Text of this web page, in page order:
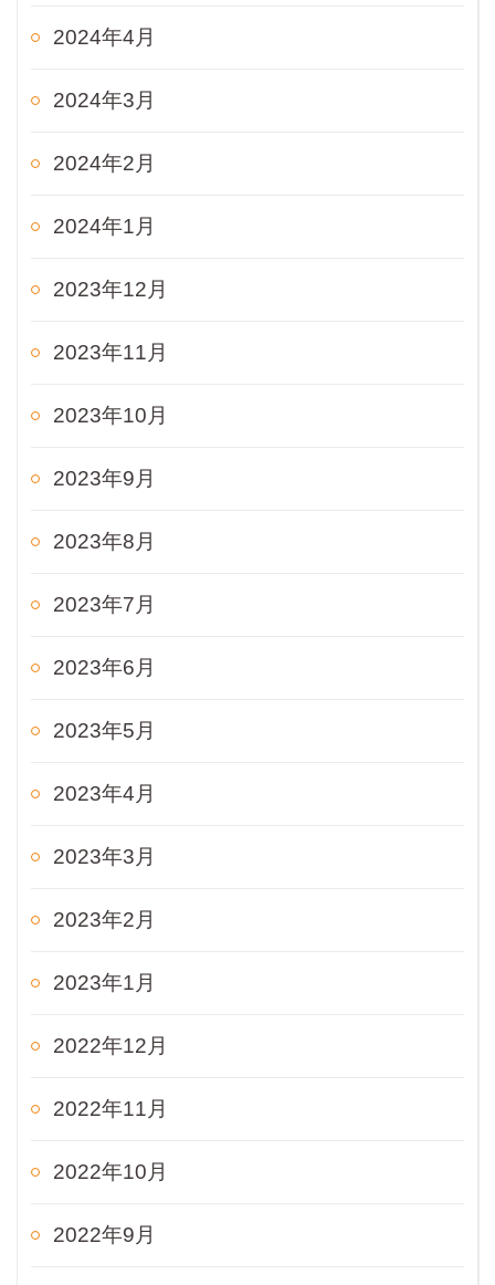
2024年4月
2024年3月
2024年2月
2024年1月
2023年12月
2023年11月
2023年10月
2023年9月
2023年8月
2023年7月
2023年6月
2023年5月
2023年4月
2023年3月
2023年2月
2023年1月
2022年12月
2022年11月
2022年10月
2022年9月